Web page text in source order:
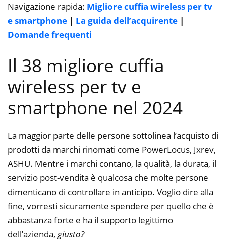
Navigazione rapida: Migliore cuffia wireless per tv
e smartphone | La guida dell’acquirente |
Domande frequenti
Il 38 migliore cuffia
wireless per tv e
smartphone nel 2024
La maggior parte delle persone sottolinea l’acquisto di
prodotti da marchi rinomati come PowerLocus, Jxrev,
ASHU. Mentre i marchi contano, la qualità, la durata, il
servizio post-vendita è qualcosa che molte persone
dimenticano di controllare in anticipo. Voglio dire alla
fine, vorresti sicuramente spendere per quello che è
abbastanza forte e ha il supporto legittimo
dell’azienda, giusto?